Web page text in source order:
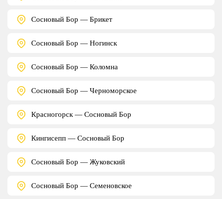
Сосновый Бор — Брикет
Сосновый Бор — Ногинск
Сосновый Бор — Коломна
Сосновый Бор — Черноморское
Красногорск — Сосновый Бор
Кингисепп — Сосновый Бор
Сосновый Бор — Жуковский
Сосновый Бор — Семеновское